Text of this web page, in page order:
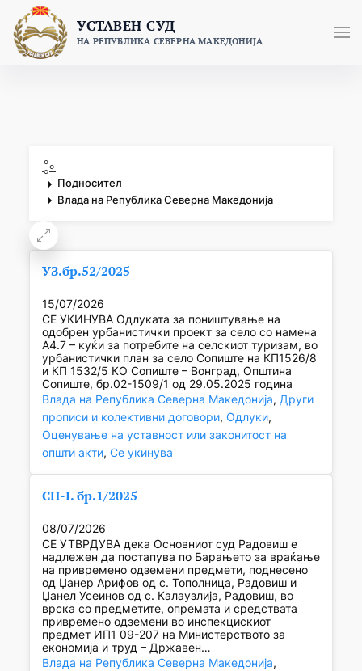
content
УСТАВЕН СУД
НА РЕПУБЛИКА СЕВЕРНА МАКЕДОНИЈА
Подносител
Влада на Република Северна Македонија
УЗ.бр.52/2025
15/07/2026
СЕ УКИНУВА Одлуката за поништување на
одобрен урбанистички проект за село со намена
А4.7 – куќи за потребите на селскиот туризам, во
урбанистички план за село Сопиште на КП1526/8
и КП 1532/5 КО Сопиште – Вонград, Општина
Сопиште, бр.02-1509/1 од 29.05.2025 година
Влада на Република Северна Македонија, Други
прописи и колективни договори, Одлуки
Оценување на уставност или законитост на
општи акти, Се укинува
СН-I. бр.1/2025
08/07/2026
СЕ УТВРДУВА дека Основниот суд Радовиш е
надлежен да постапува по Барањето за враќање
на привремено одземени предмети, поднесено
од Џанер Арифов од с. Тополница, Радовиш и
Џанел Усеинов од с. Калаузлија, Радовиш, во
врска со предметите, опремата и средствата
привремено одземени во инспекцискиот
предмет ИП1 09-207 на Министерството за
економија и труд – Државен…
Влада на Република Северна Македонија